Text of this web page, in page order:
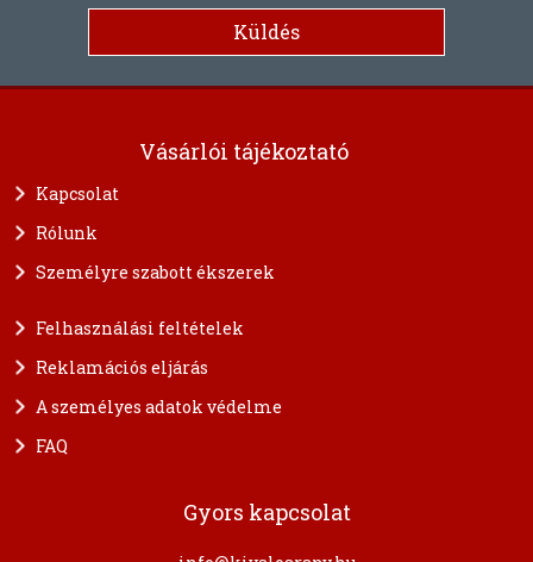
Vásárlói tájékoztató
Kapcsolat
Rólunk
Személyre szabott ékszerek
Felhasználási feltételek
Reklamációs eljárás
A személyes adatok védelme
FAQ
Gyors kapcsolat